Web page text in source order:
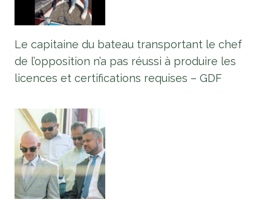
Le capitaine du bateau transportant le chef
de l’opposition n’a pas réussi à produire les
licences et certifications requises – GDF